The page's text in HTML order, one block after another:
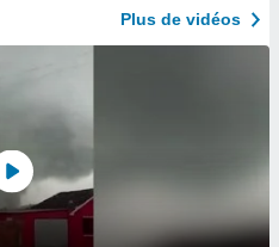
Plus de vidéos